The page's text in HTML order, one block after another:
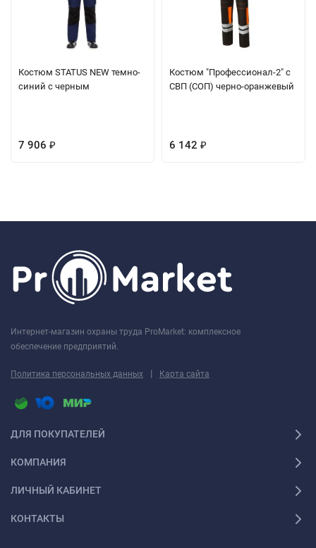
Костюм STATUS NEW темно-
синий с черным
7 906 ₽
Костюм "Профессионал-2" с
СВП (СОП) черно-оранжевый
6 142 ₽
Интернет-магазин охраны труда ProMarket: комплексное
обеспечение предприятий.
Политика персональных данных | Карта сайта
ДЛЯ ПОКУПАТЕЛЕЙ
КОМПАНИЯ
ЛИЧНЫЙ КАБИНЕТ
КОНТАКТЫ